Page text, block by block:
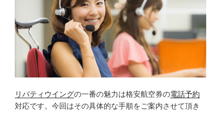
リバティウイングの一番の魅力は格安航空券の電話予約
対応です。今回はその具体的な手順をご案内させて頂き